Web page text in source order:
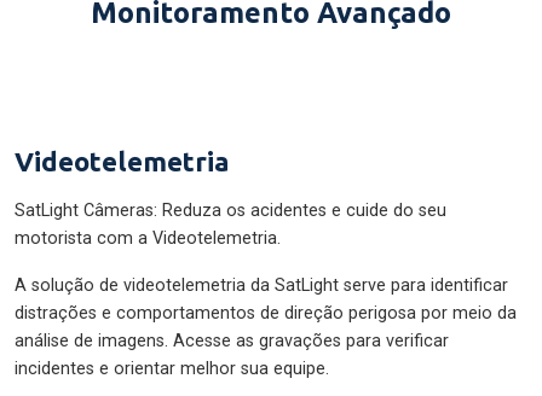
Monitoramento Avançado
Videotelemetria
SatLight Câmeras: Reduza os acidentes e cuide do seu
motorista com a Videotelemetria.
A solução de videotelemetria da SatLight serve para identificar
distrações e comportamentos de direção perigosa por meio da
análise de imagens. Acesse as gravações para verificar
incidentes e orientar melhor sua equipe.